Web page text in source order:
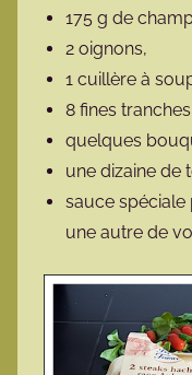
175 g de
2 oignons,
1 cuillère à
8 fines
quelques
une dizaine de
sauce
une autre de